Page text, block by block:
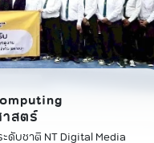
สตร์
Media